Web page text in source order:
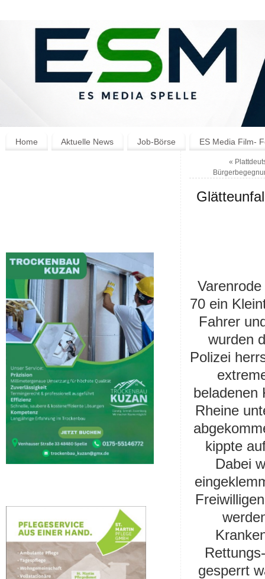
Home Aktuelle News Job-Börse ES Media Film-
«
70 ein
Fahrer
wurden
Polizei
beladenen
Rheine
kippte
Dabei
gesperrt